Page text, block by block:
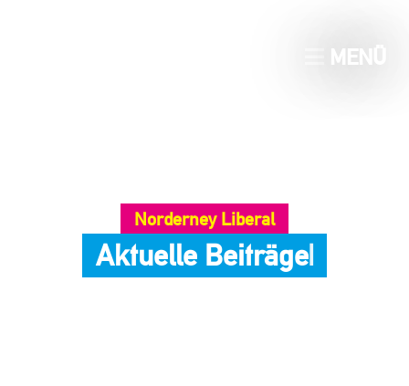
MENÜ
Norderney Liberal
Aktuelle Beiträge|